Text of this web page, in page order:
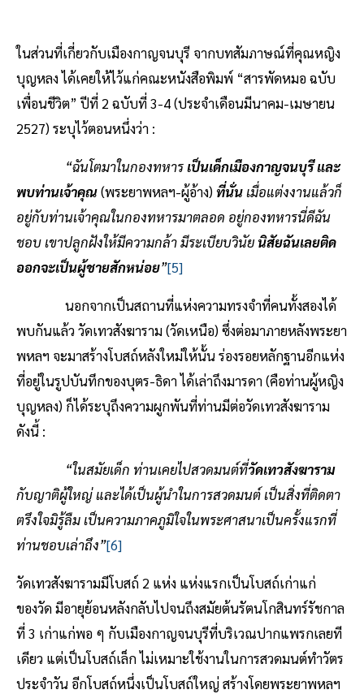
ในส่วนที่เกี่ยวกับเมืองกาญจนบุรี จากบทสัมภาษณ์ที่คุณหญิง
บุญหลง ได้เคยให้ไว้แก่คณะหนังสือพิมพ์ “สารพัดหมอ ฉบับ
เพื่อนชีวิต” ปีที่ 2 ฉบับที่ 3-4 (ประจำเดือนมีนาคม-เมษายน
2527) ระบุไว้ตอนหนึ่งว่า :
“ฉันโตมาในกองทหารเป็นเด็กเมืองกาญจนบุรี และ
พบท่านเจ้าคุณ(พระยาพหลฯ-ผู้อ้าง) ที่นั่นเมื่อแต่งงานแล้วก็
อยู่กับท่านเจ้าคุณในกองทหารมาตลอด อยู่กองทหารนี่ดีฉัน
ชอบ เขาปลูกฝังให้มีความกล้า มีระเบียบวินัยนิสัยฉันเลยติด
ออกจะเป็นผู้ชายสักหน่อย”[5]
นอกจากเป็นสถานที่แห่งความทรงจำที่คนทั้งสองได้
พบกันแล้ว วัดเทวสังฆาราม (วัดเหนือ) ซึ่งต่อมาภายหลังพระยา
พหลฯ จะมาสร้างโบสถ์หลังใหม่ให้นั้น ร่องรอยหลักฐานอีกแห่ง
ที่อยู่ในรูปบันทึกของบุตร-ธิดา ได้เล่าถึงมารดา (คือท่านผู้หญิง
บุญหลง) ก็ได้ระบุถึงความผูกพันที่ท่านมีต่อวัดเทวสังฆาราม
ดังนี้ :
“ในสมัยเด็ก ท่านเคยไปสวดมนต์ที่วัดเทวสังฆาราม
กับญาติผู้ใหญ่ และได้เป็นผู้นำในการสวดมนต์ เป็นสิ่งที่ติดตา
ตรึงใจมิรู้ลืม เป็นความภาคภูมิใจในพระศาสนาเป็นครั้งแรกที่
ท่านชอบเล่าถึง”[6]
วัดเทวสังฆารามมีโบสถ์ 2 แห่ง แห่งแรกเป็นโบสถ์เก่าแก่
ของวัด มีอายุย้อนหลังกลับไปจนถึงสมัยต้นรัตนโกสินทร์รัชกาล
ที่ 3 เก่าแก่พอ ๆ กับเมืองกาญจนบุรีที่บริเวณปากแพรกเลยที
เดียว แต่เป็นโบสถ์เล็ก ไม่เหมาะใช้งานในการสวดมนต์ทำวัตร
ประจำวัน อีกโบสถ์หนึ่งเป็นโบสถ์ใหญ่ สร้างโดยพระยาพหลฯ